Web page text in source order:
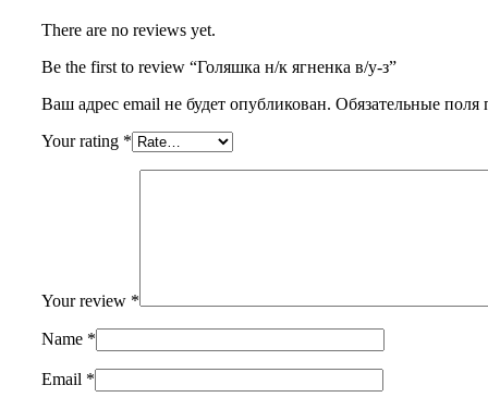
There are no reviews yet.
Be the first to review “Голяшка н/к ягненка в/у-з”
Ваш адрес email не будет опубликован. Обязательные
Your rating *
Your review *
Name *
Email *